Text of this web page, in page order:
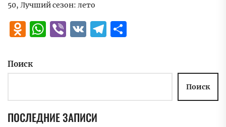
50, Лучший сезон: лето
Odnoklassniki
WhatsApp
Viber
VK Telegram
Поиск
Поиск
ПОСЛЕДНИЕ ЗАПИСИ